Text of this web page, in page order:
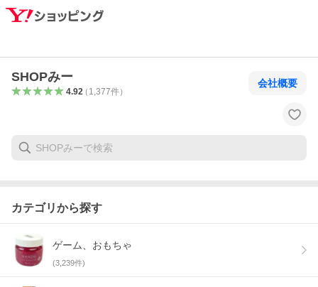
SHOPみー
4.92（ 1,377件）
会社概要
カテゴリから探す
ゲーム、おもちゃ
(3,239件)